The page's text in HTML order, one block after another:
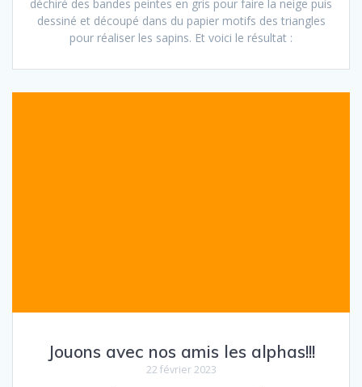
déchiré des bandes peintes en gris pour faire la neige puis
dessiné et découpé dans du papier motifs des triangles
pour réaliser les sapins. Et voici le résultat :
Jouons avec nos amis les alphas!!!
22 février 2023